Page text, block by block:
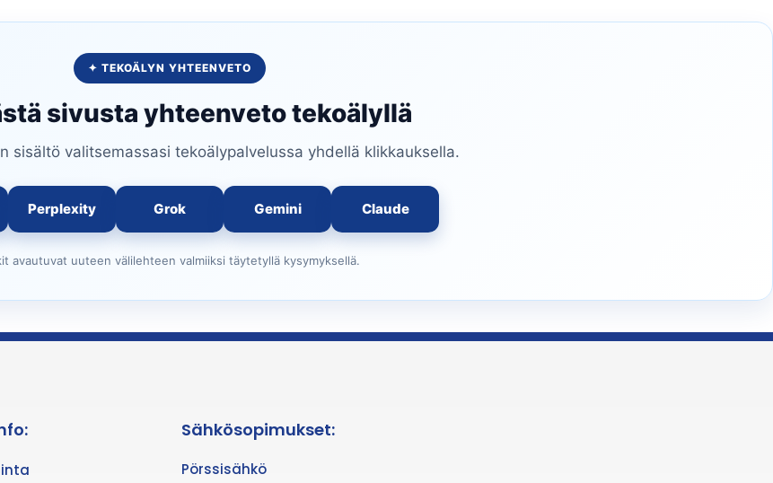
✦ TEKOÄLYN YHTEENVETO
sivusta yhteenveto tekoälyllä
sisältö valitsemassasi tekoälypalvelussa yhdellä klikkauksella.
Perplexity Grok Gemini Claude
avautuvat uuteen välilehteen valmiiksi täytetyllä kysymyksellä.
Sähkösopimukset:
Pörssisähkö